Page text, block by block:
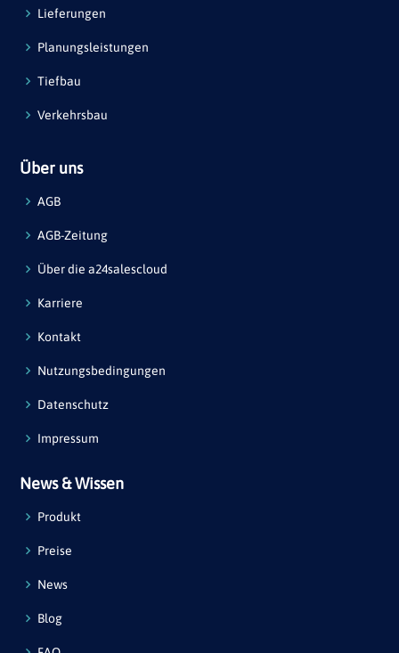
Lieferungen
Planungsleistungen
Tiefbau
Verkehrsbau
Über uns
AGB
AGB-Zeitung
Über die a24salescloud
Karriere
Kontakt
Nutzungsbedingungen
Datenschutz
Impressum
News & Wissen
Produkt
Preise
News
Blog